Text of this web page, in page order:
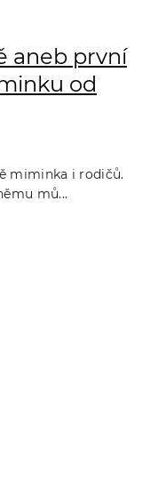
aneb první
od
miminka i rodičů.
mů...